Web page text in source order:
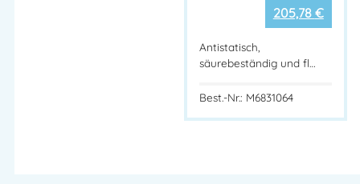
205,78 €
Antistatisch,
säurebeständig und fl…
Best.-Nr.: M6831064